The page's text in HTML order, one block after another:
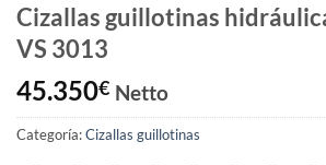
Cizallas guillotinas
VS 3013
45.350€ Netto
Categoría:Cizallas guillotinas